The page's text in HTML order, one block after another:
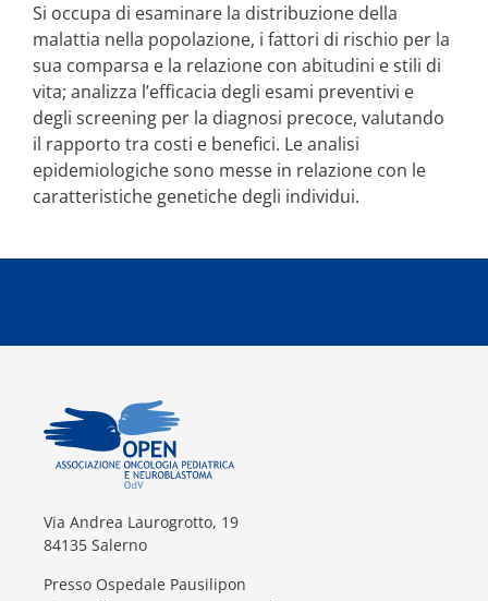
Si occupa di esaminare la distribuzione della
malattia nella popolazione, i fattori di rischio per la
sua comparsa e la relazione con abitudini e stili di
vita; analizza l’efficacia degli esami preventivi e
degli screening per la diagnosi precoce, valutando
il rapporto tra costi e benefici. Le analisi
epidemiologiche sono messe in relazione con le
caratteristiche genetiche degli individui.
Via Andrea Laurogrotto, 19
84135 Salerno
Presso Ospedale Pausilipon